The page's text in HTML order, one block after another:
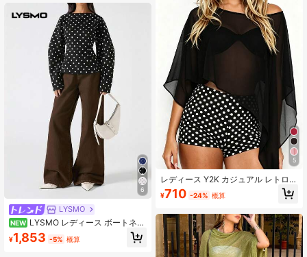
ストリートウェア 卒業式 カジュアル
ブラウス レディース オフィス ティ
ーパーティー コーディネート レディ
ース スタイリッシュ レディースブラ
ウス/カジュアルブラウス レディース
6
LYSMO
NEW LYSMO レディース ボートネッ
ク ポルカドット 長袖 ランタンスリ
ーブ ブラウス、デイリーウェア、集
¥1,853 -5% 概算
5
レディース Y2K カジュアル レトロ
セクシー ロマンチック ファッション
ルーズ セミシアー シフォン カバー
¥710 -24% 概算